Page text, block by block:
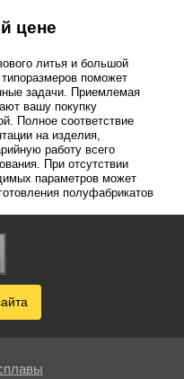
цене
литья и большой
поможет
задачи. Приемлемая
вашу покупку
Полное соответствие
на изделия,
работу всего
При отсутствии
параметров может
полуфабрикатов